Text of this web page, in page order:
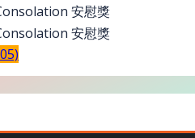
安慰獎
安慰獎